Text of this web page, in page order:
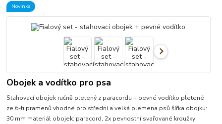
Novinka
Obojek a vodítko pro psa
Stahovací obojek ručně pletený z paracordu + pevné vodítko pletené
ze 6-ti pramenů vhodné pro střední a velká plemena psů šířka obojku:
30 mm materiál obojek: paracord, 2x pevnostní svařované kroužky